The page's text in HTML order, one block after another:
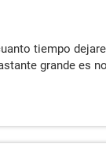
tiempo
grande es